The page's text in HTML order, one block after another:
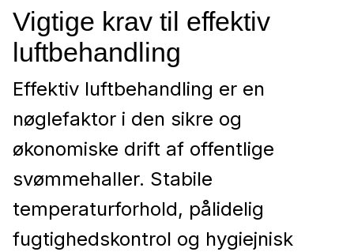
Vigtige krav til effektiv
luftbehandling
Effektiv luftbehandling er en
nøglefaktor i den sikre og
økonomiske drift af offentlige
svømmehaller. Stabile
temperaturforhold, pålidelig
fugtighedskontrol og hygiejnisk